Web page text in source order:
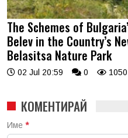
The Schemes of
Belev in the Country’s
Belasitsa Nature Park
02 Jul 20:59 0 1050
КОМЕНТИРАЙ
Име *